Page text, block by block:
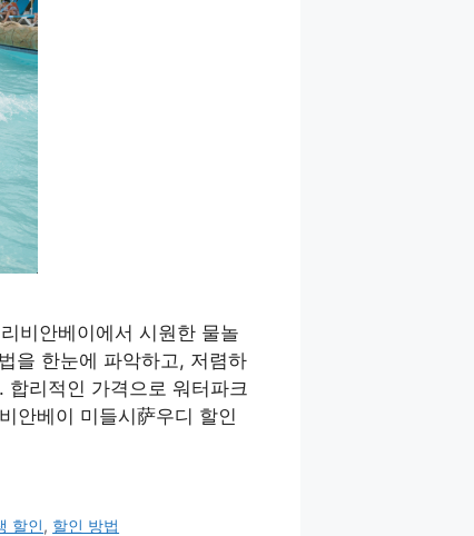
비안베이에서 시원한 물놀
을 한눈에 파악하고, 저렴하
리적인 가격으로 워터파크
안베이 미들시萨우디 할인
할인, 할인 방법